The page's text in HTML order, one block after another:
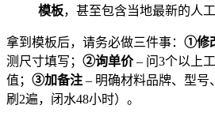
模板，甚至包含当地最新的人工
拿到模板后，请务必做三件事： ①修
测尺寸填写； ②询单价– 问3个以上
值； ③加备注 – 明确材料品牌、型号
刷2遍，闭水48小时）。